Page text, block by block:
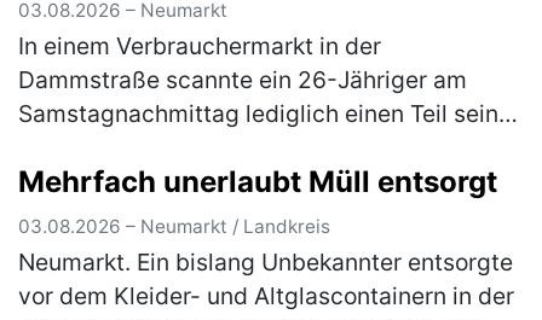
03.08.2026 – Neumarkt
In einem Verbrauchermarkt in der
Dammstraße scannte ein 26-Jähriger am
Samstagnachmittag lediglich einen Teil seines
scannte er nicht und wollte den Laden ohne
d…(mehr)
Mehrfach unerlaubt Müll entsorgt
03.08.2026 – Neumarkt / Landkreis
Neumarkt. Ein bislang Unbekannter entsorgte
vor dem Kleider- und Altglascontainern in der